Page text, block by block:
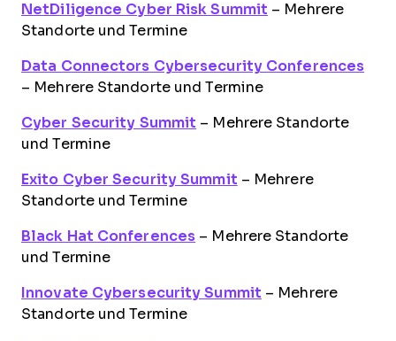
NetDiligence Cyber Risk Summit – Mehrere
Standorte und Termine
Data Connectors Cybersecurity Conferences
– Mehrere Standorte und Termine
Cyber Security Summit – Mehrere Standorte
und Termine
Exito Cyber Security Summit – Mehrere
Standorte und Termine
Black Hat Conferences – Mehrere Standorte
und Termine
Innovate Cybersecurity Summit – Mehrere
Standorte und Termine